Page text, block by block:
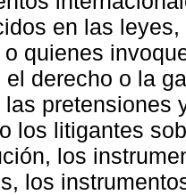
en las
quienes
el derecho o la
las pretensiones
los litigantes
los
los